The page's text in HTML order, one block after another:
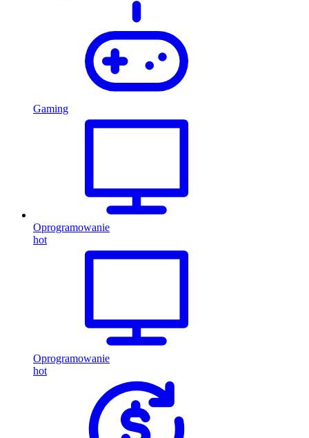
Gaming
Oprogramowanie
hot
Oprogramowanie
hot